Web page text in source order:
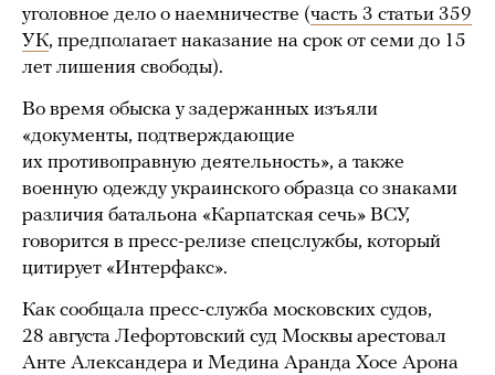
уголовное дело о наемничестве (часть 3 статьи 359
УК, предполагает наказание на срок от семи до 15
лет лишения свободы).
Во время обыска у задержанных изъяли
«документы, подтверждающие
их противоправную деятельность», а также
военную одежду украинского образца со знаками
различия батальона «Карпатская сечь» ВСУ,
говорится в пресс-релизе спецслужбы, который
цитирует «Интерфакс».
Как сообщала пресс-служба московских судов,
28 августа Лефортовский суд Москвы арестовал
Анте Александера и Медина Аранда Хосе Арона